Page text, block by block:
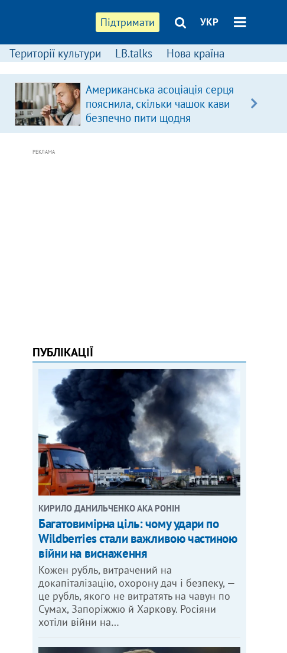
Підтримати УКР
Території культури LB.talks Нова країна
Американська асоціація серця
пояснила, скільки чашок кави
безпечно пити щодня
РЕКЛАМА
ПУБЛІКАЦІЇ
КИРИЛО ДАНИЛЬЧЕНКО АКА РОНІН
Багатовимірна ціль: чому удари по
Wildberries стали важливою частиною
війни на виснаження
Кожен рубль, витрачений на
докапіталізацію, охорону дач і безпеку, —
це рубль, якого не витратять на чавун по
Сумах, Запоріжжю й Харкову. Росіяни
хотіли війни на…